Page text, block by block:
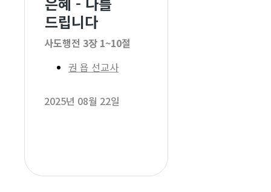
드립니다
사도행전 3장 1~10절
권 욥 선교사
2025년 08월 22일